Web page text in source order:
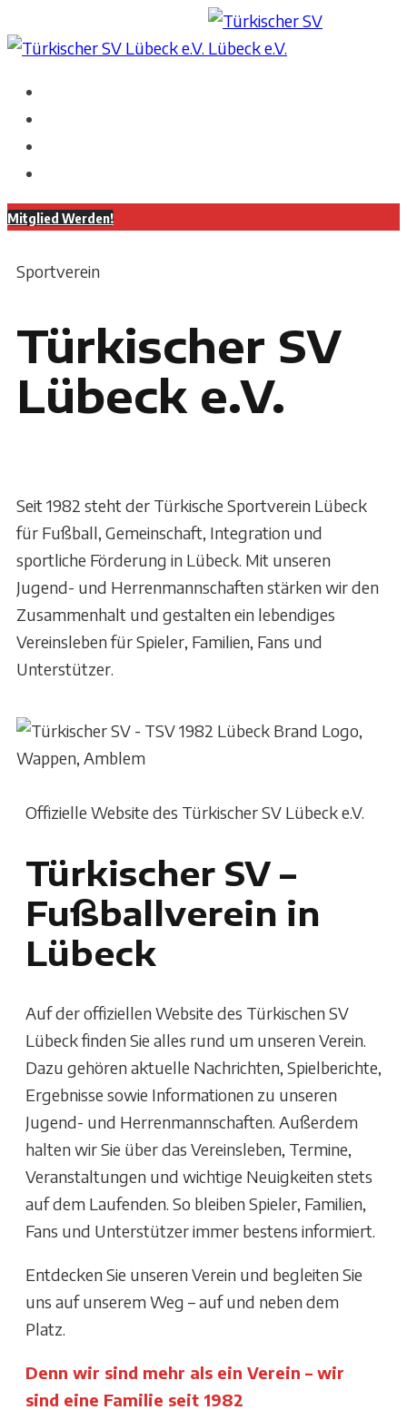
Mitglied Werden!
Sportverein
Türkischer SV
Lübeck e.V.
Seit 1982 steht der Türkische Sportverein Lübeck
für Fußball, Gemeinschaft, Integration und
sportliche Förderung in Lübeck. Mit unseren
Jugend- und Herrenmannschaften stärken wir den
Zusammenhalt und gestalten ein lebendiges
Vereinsleben für Spieler, Familien, Fans und
Unterstützer.
Offizielle Website des Türkischer SV Lübeck e.V.
Türkischer SV –
Fußballverein in
Lübeck
Auf der offiziellen Website des Türkischen SV
Lübeck finden Sie alles rund um unseren Verein.
Dazu gehören aktuelle Nachrichten, Spielberichte,
Ergebnisse sowie Informationen zu unseren
Jugend- und Herrenmannschaften. Außerdem
halten wir Sie über das Vereinsleben, Termine,
Veranstaltungen und wichtige Neuigkeiten stets
auf dem Laufenden. So bleiben Spieler, Familien,
Fans und Unterstützer immer bestens informiert.
Entdecken Sie unseren Verein und begleiten Sie
uns auf unserem Weg – auf und neben dem
Platz.
Denn wir sind mehr als ein Verein – wir
sind eine Familie seit 1982